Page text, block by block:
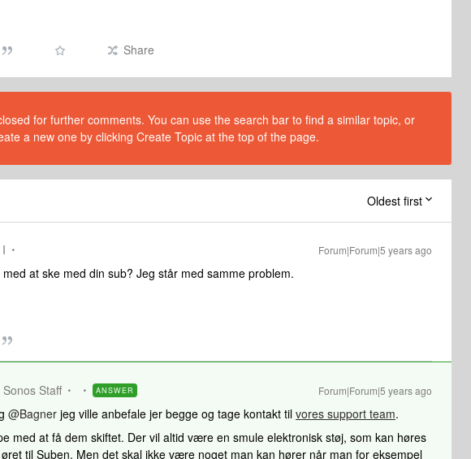
Share
for further comments. You can use the search bar to find a similar topic, or
a new one by clicking Create Topic at the top of the page.
Oldest first
Forum|Forum|5 years ago
at ske med din sub? Jeg står med samme problem.
Staff ANSWER Forum|Forum|5 years ago
@Bagner jeg ville anbefale jer begge og tage kontakt til vores support team.
med at få dem skiftet. Der vil altid være en smule elektronisk støj, som kan høres
til Suben. Men det skal ikke være noget man kan hører når man for eksempel